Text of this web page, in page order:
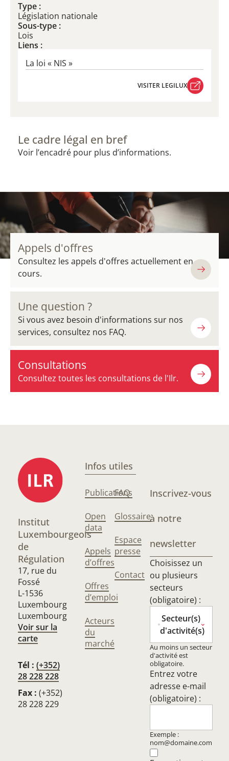
Type :
Législation nationale
Sous-type :
Lois
Liens :
La loi « NIS »
VISITER LEGILUX
Le cadre légal en bref
Voir l’encadré pour plus d’informations.
Appels d'offres
Consultez les appels d'offres actuellement en
cours.
Une question ?
Si vous avez besoin d'informations sur nos
services, consultez nos FAQ.
Consultations
Consultez toutes les consultations de l'Ilr.
Institut
Luxembourgeois
de
Régulation
17, rue du
Fossé
L-1536
Luxembourg
Luxembourg
Voir sur la
carte
Tél : (+352)
28 228 228
Fax : (+352)
28 228 229
Infos utiles
Publications
Open
data
Appels
d’offres
Offres
d’emploi
Acteurs
du
marché
FAQ
Glossaire
Espace
presse
Contact
Inscrivez-vous
à notre
newsletter
Choisissez un
ou plusieurs
secteurs
(obligatoire) :
Secteur(s)
d'activité(s)
Au moins un secteur
d'activité est
obligatoire.
Entrez votre
adresse e-mail
(obligatoire) :
Exemple :
nom@domaine.com